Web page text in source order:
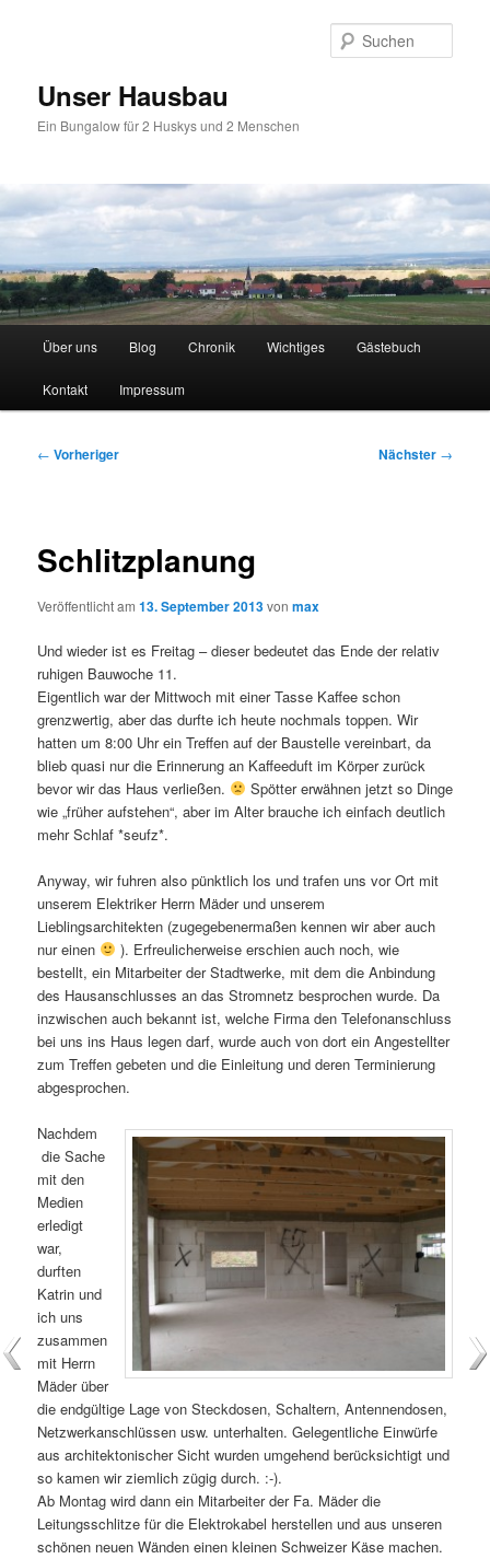
Unser Hausbau
Ein Bungalow für 2 Huskys und 2 Menschen
HauptmenüÜber uns Blog Chronik Wichtiges Gästebuch
Kontakt Impressum
Beitragsnavigation
← Vorheriger Nächster →
Schlitzplanung
Veröffentlicht am13. September 2013vonmax
Und wieder ist es Freitag – dieser bedeutet das Ende der relativ
ruhigen Bauwoche 11.
Eigentlich war der Mittwoch mit einer Tasse Kaffee schon
grenzwertig, aber das durfte ich heute nochmals toppen. Wir
hatten um 8:00 Uhr ein Treffen auf der Baustelle vereinbart, da
blieb quasi nur die Erinnerung an Kaffeeduft im Körper zurück
bevor wir das Haus verließen.
Spötter erwähnen jetzt so Dinge
wie „früher aufstehen“, aber im Alter brauche ich einfach deutlich
mehr Schlaf *seufz*.
Anyway, wir fuhren also pünktlich los und trafen uns vor Ort mit
unserem Elektriker Herrn Mäder und unserem
Lieblingsarchitekten (zugegebenermaßen kennen wir aber auch
nur einen
). Erfreulicherweise erschien auch noch, wie
bestellt, ein Mitarbeiter der Stadtwerke, mit dem die Anbindung
des Hausanschlusses an das Stromnetz besprochen wurde. Da
inzwischen auch bekannt ist, welche Firma den Telefonanschluss
bei uns ins Haus legen darf, wurde auch von dort ein Angestellter
zum Treffen gebeten und die Einleitung und deren Terminierung
abgesprochen.
Nachdem
die Sache
mit den
Medien
erledigt
war,
durften
Katrin und
ich uns
zusammen
mit Herrn
Mäder über
die endgültige Lage von Steckdosen, Schaltern, Antennendosen,
Netzwerkanschlüssen usw. unterhalten. Gelegentliche Einwürfe
aus architektonischer Sicht wurden umgehend berücksichtigt und
so kamen wir ziemlich zügig durch. :-).
Ab Montag wird dann ein Mitarbeiter der Fa. Mäder die
Leitungsschlitze für die Elektrokabel herstellen und aus unseren
schönen neuen Wänden einen kleinen Schweizer Käse machen.